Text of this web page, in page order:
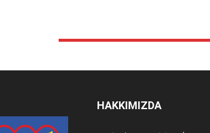
HAKKIMIZDA